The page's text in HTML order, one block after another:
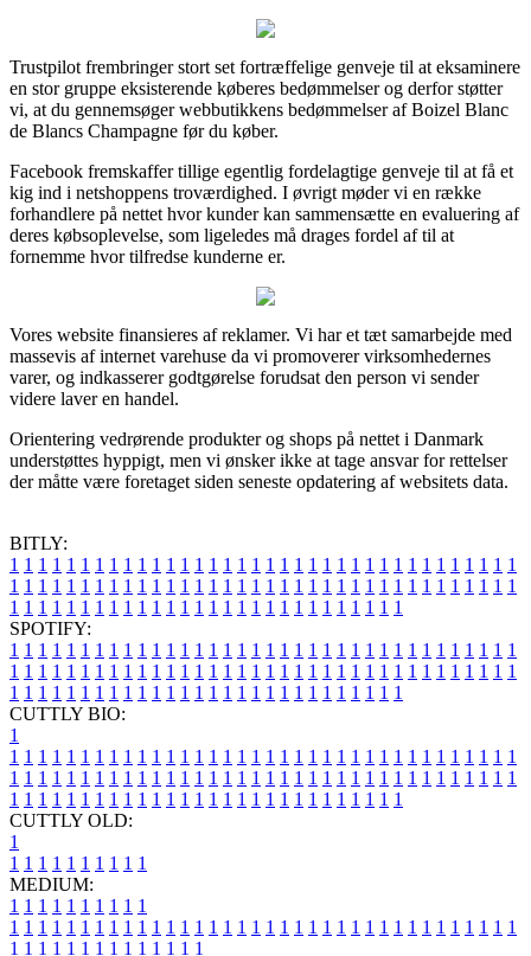
Trustpilot frembringer stort set fortræffelige genveje til at eksaminere
en stor gruppe eksisterende køberes bedømmelser og derfor støtter
vi, at du gennemsøger webbutikkens bedømmelser af Boizel Blanc
de Blancs Champagne før du køber.
Facebook fremskaffer tillige egentlig fordelagtige genveje til at få et
kig ind i netshoppens troværdighed. I øvrigt møder vi en række
forhandlere på nettet hvor kunder kan sammensætte en evaluering af
deres købsoplevelse, som ligeledes må drages fordel af til at
fornemme hvor tilfredse kunderne er.
Vores website finansieres af reklamer. Vi har et tæt samarbejde med
massevis af internet varehuse da vi promoverer virksomhedernes
varer, og indkasserer godtgørelse forudsat den person vi sender
videre laver en handel.
Orientering vedrørende produkter og shops på nettet i Danmark
understøttes hyppigt, men vi ønsker ikke at tage ansvar for rettelser
der måtte være foretaget siden seneste opdatering af websitets data.
BITLY:
1 1 1 1 1 1 1 1 1 1 1 1 1 1 1 1 1 1 1 1 1 1 1 1 1 1 1 1 1 1 1 1 1 1 1 1
1 1 1 1 1 1 1 1 1 1 1 1 1 1 1 1 1 1 1 1 1 1 1 1 1 1 1 1 1 1 1 1 1 1 1 1
1 1 1 1 1 1 1 1 1 1 1 1 1 1 1 1 1 1 1 1 1 1 1 1 1 1 1 1
SPOTIFY:
1 1 1 1 1 1 1 1 1 1 1 1 1 1 1 1 1 1 1 1 1 1 1 1 1 1 1 1 1 1 1 1 1 1 1 1
1 1 1 1 1 1 1 1 1 1 1 1 1 1 1 1 1 1 1 1 1 1 1 1 1 1 1 1 1 1 1 1 1 1 1 1
1 1 1 1 1 1 1 1 1 1 1 1 1 1 1 1 1 1 1 1 1 1 1 1 1 1 1 1
CUTTLY BIO:
1
1 1 1 1 1 1 1 1 1 1 1 1 1 1 1 1 1 1 1 1 1 1 1 1 1 1 1 1 1 1 1 1 1 1 1 1
1 1 1 1 1 1 1 1 1 1 1 1 1 1 1 1 1 1 1 1 1 1 1 1 1 1 1 1 1 1 1 1 1 1 1 1
1 1 1 1 1 1 1 1 1 1 1 1 1 1 1 1 1 1 1 1 1 1 1 1 1 1 1 1
CUTTLY OLD:
1
1 1 1 1 1 1 1 1 1 1
MEDIUM:
1 1 1 1 1 1 1 1 1 1
1 1 1 1 1 1 1 1 1 1 1 1 1 1 1 1 1 1 1 1 1 1 1 1 1 1 1 1 1 1 1 1 1 1 1 1
1 1 1 1 1 1 1 1 1 1 1 1 1 1